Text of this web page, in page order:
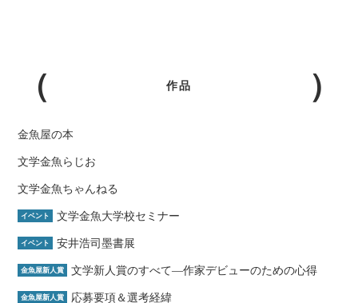
作品
金魚屋の本
文学金魚らじお
文学金魚ちゃんねる
イベント 文学金魚大学校セミナー
イベント 安井浩司墨書展
金魚屋新人賞 文学新人賞のすべて―作家デビューのための心得
金魚屋新人賞 応募要項＆選考経緯